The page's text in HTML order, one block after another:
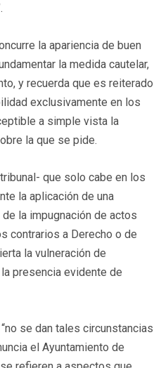
la apariencia de buen
la medida cautelar,
y recuerda que es reiterado
exclusivamente en los
a simple vista la
la que se pide.
que solo cabe en los
la aplicación de una
la impugnación de actos
contrarios a Derecho o de
la vulneración de
presencia evidente de
se dan tales circunstancias
el Ayuntamiento de